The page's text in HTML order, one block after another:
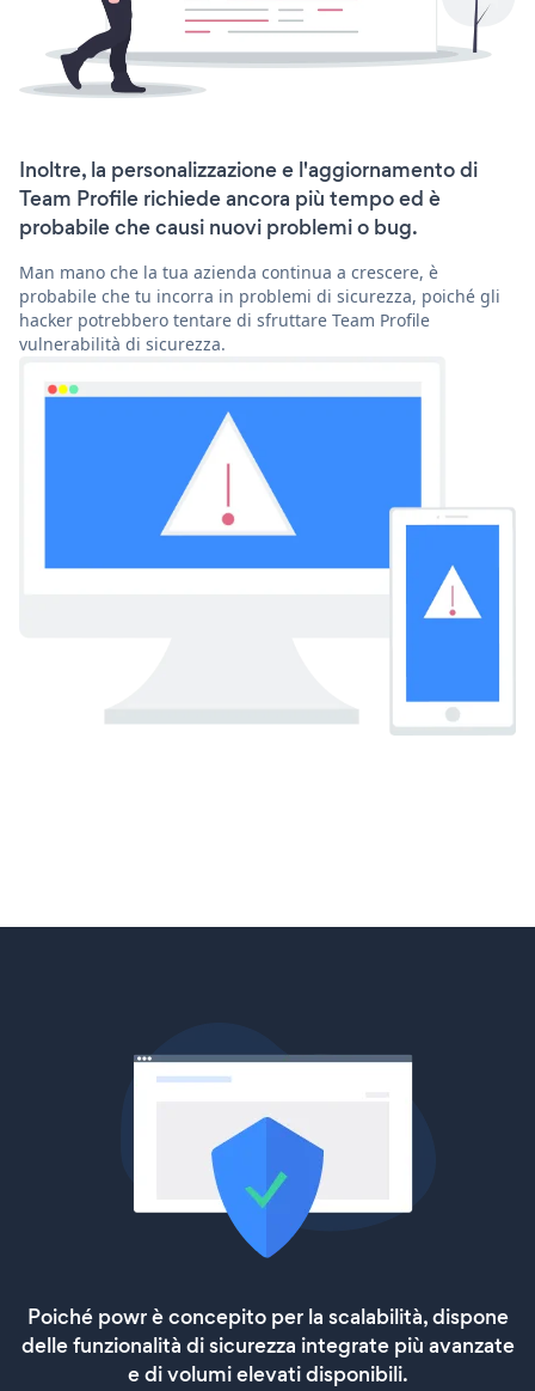
Inoltre, la personalizzazione e l'aggiornamento di
Team Profile richiede ancora più tempo ed è
probabile che causi nuovi problemi o bug.
Man mano che la tua azienda continua a crescere, è
probabile che tu incorra in problemi di sicurezza, poiché gli
hacker potrebbero tentare di sfruttare Team Profile
vulnerabilità di sicurezza.
Poiché powr è concepito per la scalabilità, dispone
delle funzionalità di sicurezza integrate più avanzate
e di volumi elevati disponibili.